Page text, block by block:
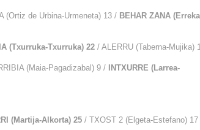
(Ortiz de Urbina-Urmeneta) 13 / BEHAR ZANA
(Txurruka-Txurruka) 22/ ALERRU (Taberna-Mujika)
(Maia-Pagadizabal) 9 /
INTXURRE (Larrea-
(Martija-Alkorta) 25/ TXOST 2 (Elgeta-Estefano) 17